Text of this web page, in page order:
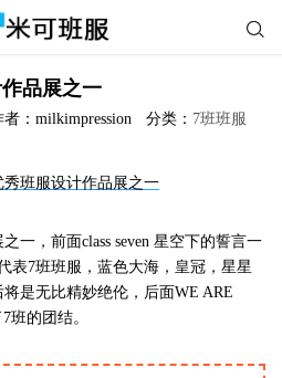

品展之一
者：milkimpression 分类： 7班班服
一，前面class seven 星空下的誓言一
表7班班服，蓝色大海，皇冠，星星
是无比精妙绝伦，后面WE ARE
班的团结。